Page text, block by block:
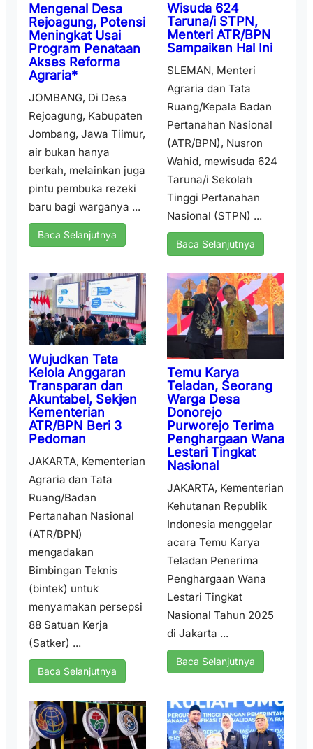
Mengenal Desa
Rejoagung, Potensi
Meningkat Usai
Program Penataan
Akses Reforma
Agraria*
JOMBANG, Di Desa
Rejoagung, Kabupaten
Jombang, Jawa Tiimur,
air bukan hanya
berkah, melainkan juga
pintu pembuka rezeki
baru bagi warganya ...
Baca Selanjutnya
Wisuda 624
Taruna/i STPN,
Menteri ATR/BPN
Sampaikan Hal Ini
SLEMAN, Menteri
Agraria dan Tata
Ruang/Kepala Badan
Pertanahan Nasional
(ATR/BPN), Nusron
Wahid, mewisuda 624
Taruna/i Sekolah
Tinggi Pertanahan
Nasional (STPN) ...
Baca Selanjutnya
Wujudkan Tata
Kelola Anggaran
Transparan dan
Akuntabel, Sekjen
Kementerian
ATR/BPN Beri 3
Pedoman
JAKARTA, Kementerian
Agraria dan Tata
Ruang/Badan
Pertanahan Nasional
(ATR/BPN)
mengadakan
Bimbingan Teknis
(bintek) untuk
menyamakan persepsi
88 Satuan Kerja
(Satker) ...
Baca Selanjutnya
Temu Karya
Teladan, Seorang
Warga Desa
Donorejo
Purworejo Terima
Penghargaan Wana
Lestari Tingkat
Nasional
JAKARTA, Kementerian
Kehutanan Republik
Indonesia menggelar
acara Temu Karya
Teladan Penerima
Penghargaan Wana
Lestari Tingkat
Nasional Tahun 2025
di Jakarta ...
Baca Selanjutnya